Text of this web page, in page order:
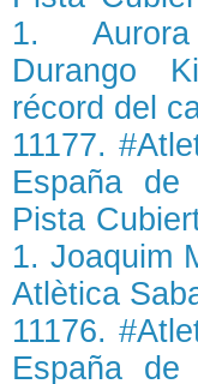
1.
Durango
récord del
11177.
España de
Pista
1. Joaquim
Atlètica
11176.
España de